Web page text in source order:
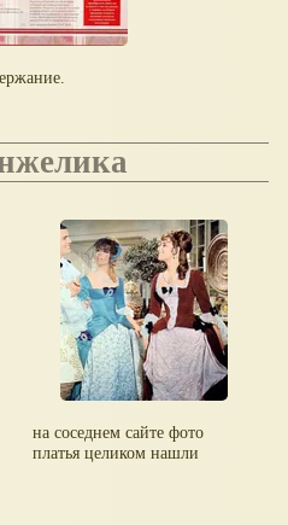
на соседнем сайте фото
платья целиком нашли